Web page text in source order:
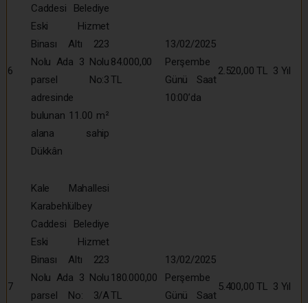
6
Caddesi Belediye
Eski Hizmet
Binası Altı 223
Nolu Ada 3 Nolu
parsel No:3
adresinde
bulunan 11.00 m²
alana sahip
Dükkân
84.000,00
TL
13/02/2025
Perşembe
Günü Saat
10:00’da
2.520,00 TL 3 Yıl
7
Kale Mahallesi
Karabehlülbey
Caddesi Belediye
Eski Hizmet
Binası Altı 223
Nolu Ada 3 Nolu
parsel No: 3/A
180.000,00
TL
13/02/2025
Perşembe
Günü Saat
5.400,00 TL 3 Yıl